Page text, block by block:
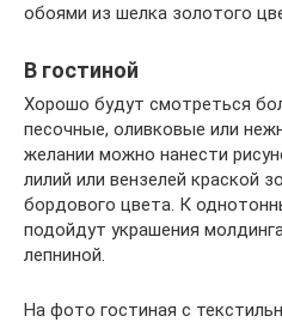
обоями из шелка золотого
В гостиной
Хорошо будут смотреться
песочные, оливковые или
желании можно нанести
лилий или вензелей краской
бордового цвета. К
подойдут украшения
лепниной.
На фото гостиная с